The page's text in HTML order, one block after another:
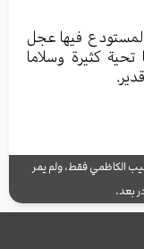
المستودع فیها عجل
تحیة کثیرة وسلاما
الكاظمي فقط، ولم يمر
بعد.